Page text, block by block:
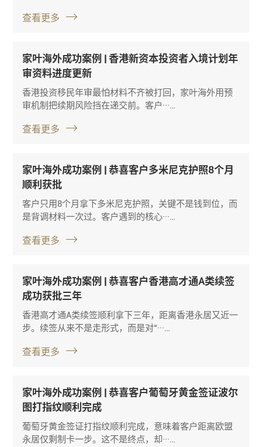
查看更多
家叶海外成功案例 | 香港新资本投资者入境计划年
审资料进度更新
香港投资移民年审最怕材料不齐被打回，家叶海外用预
审机制把续期风险挡在递交前。客户···…
查看更多
家叶海外成功案例 | 恭喜客户多米尼克护照8个月
顺利获批
客户只用8个月拿下多米尼克护照，关键不是钱到位，而
是背调材料一次过。客户遇到的核心···…
查看更多
家叶海外成功案例 | 恭喜客户香港高才通A类续签
成功获批三年
香港高才通A类续签顺利拿下三年，距离香港永居又近一
步。续签从来不是走形式，而是对“···…
查看更多
家叶海外成功案例 | 恭喜客户葡萄牙黄金签证波尔
图打指纹顺利完成
葡萄牙黄金签证打指纹顺利完成，意味着客户距离欧盟
永居仅剩制卡一步。这不是终点，却···…